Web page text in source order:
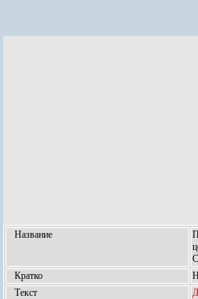
Название
Кратко
Текст